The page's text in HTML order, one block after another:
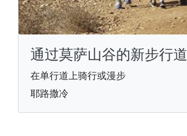
通过莫萨山谷的新步行道
在单行道上骑行或漫步
耶路撒冷